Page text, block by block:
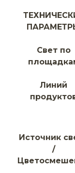
Свет по
Линий
Источник
/